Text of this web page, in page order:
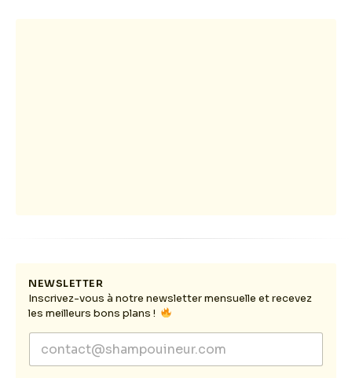
NEWSLETTER
Inscrivez-vous à notre newsletter mensuelle et recevez
les meilleurs bons plans !
E
a